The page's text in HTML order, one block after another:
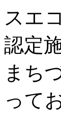
スエ
認定
まち
って